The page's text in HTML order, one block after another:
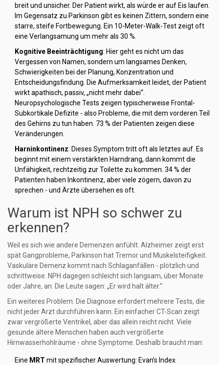
breit und unsicher. Der Patient wirkt, als würde er auf Eis laufen.
Im Gegensatz zu Parkinson gibt es keinen Zittern, sondern eine
starre, steife Fortbewegung. Ein 10-Meter-Walk-Test zeigt oft
eine Verlangsamung um mehr als 30 %.
Kognitive Beeinträchtigung: Hier geht es nicht um das
Vergessen von Namen, sondern um langsames Denken,
Schwierigkeiten bei der Planung, Konzentration und
Entscheidungsfindung. Die Aufmerksamkeit leidet, der Patient
wirkt apathisch, passiv, „nicht mehr dabei“.
Neuropsychologische Tests zeigen typischerweise Frontal-
Subkortikale Defizite - also Probleme, die mit dem vorderen Teil
des Gehirns zu tun haben. 73 % der Patienten zeigen diese
Veränderungen.
Harninkontinenz: Dieses Symptom tritt oft als letztes auf. Es
beginnt mit einem verstärkten Harndrang, dann kommt die
Unfähigkeit, rechtzeitig zur Toilette zu kommen. 34 % der
Patienten haben Inkontinenz, aber viele zögern, davon zu
sprechen - und Ärzte übersehen es oft.
Warum ist NPH so schwer zu
erkennen?
Weil es sich wie andere Demenzen anfühlt. Alzheimer zeigt erst
spät Gangprobleme, Parkinson hat Tremor und Muskelsteifigkeit.
Vaskuläre Demenz kommt nach Schlaganfällen - plötzlich und
schrittweise. NPH dagegen schleicht sich langsam, über Monate
oder Jahre, an. Die Leute sagen: „Er wird halt älter.“
Ein weiteres Problem: Die Diagnose erfordert mehrere Tests, die
nicht jeder Arzt durchführen kann. Ein einfacher CT-Scan zeigt
zwar vergrößerte Ventrikel, aber das allein reicht nicht. Viele
gesunde ältere Menschen haben auch vergrößerte
Hirnwasserhohlräume - ohne Symptome. Deshalb braucht man:
Eine MRT mit spezifischer Auswertung: Evan’s Index